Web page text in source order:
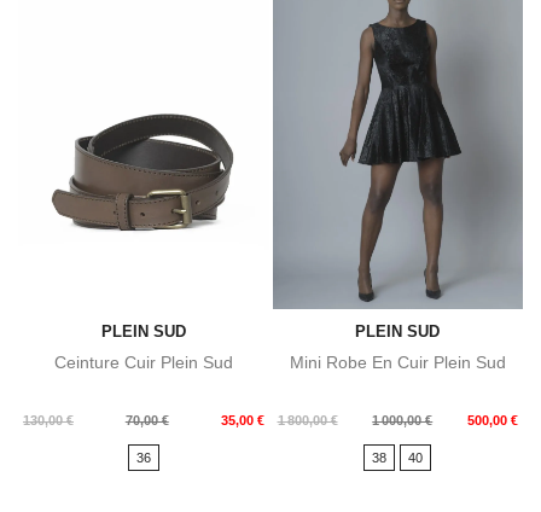
PLEIN SUD
Ceinture Cuir Plein Sud
130,00 €
Prix
70,00 € 35,00 €
Prix
36
PLEIN SUD
Mini Robe En Cuir Plein Sud
1 800,00 €
Prix
1 000,00 € 500,00 €
Prix
38 40